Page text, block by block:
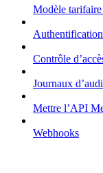
Modèle
Contrôle
Journaux
Mettre l’API
Webhooks